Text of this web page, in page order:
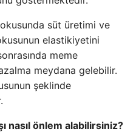
süt üretimi ve
elastikiyetini
meme
meydana gelebilir.
şeklinde
nasıl önlem alabilirsiniz?